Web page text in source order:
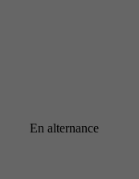
En alternance